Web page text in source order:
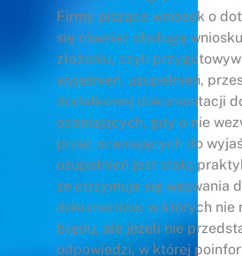
Firmy piszące wniosek o
się również obsługą
złożeniu, czyli
wyjaśnień, uzupełnień,
dodatkowej dokumentacji
oceniających, gdy o nie
przez oceniających do
uzupełnień jest stałą
że otrzymuje się wezwania
dokumentów, w których nie
błędu, ale jeżeli nie
odpowiedzi, w której